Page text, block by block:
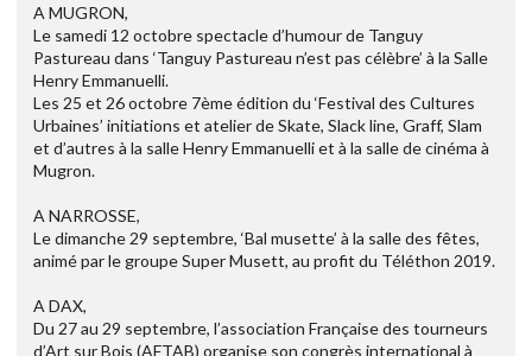
A MUGRON,
Le samedi 12 octobre spectacle d’humour de Tanguy
Pastureau dans ‘Tanguy Pastureau n’est pas célèbre’ à la Salle
Henry Emmanuelli.
Les 25 et 26 octobre 7ème édition du ‘Festival des Cultures
Urbaines’ initiations et atelier de Skate, Slack line, Graff, Slam
et d’autres à la salle Henry Emmanuelli et à la salle de cinéma à
Mugron.
A NARROSSE,
Le dimanche 29 septembre, ‘Bal musette’ à la salle des fêtes,
animé par le groupe Super Musett, au profit du Téléthon 2019.
A DAX,
Du 27 au 29 septembre, l’association Française des tourneurs
d’Art sur Bois (AFTAB) organise son congrès international à